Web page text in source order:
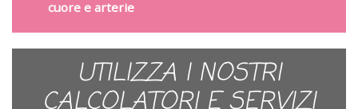
cuore e arterie
UTILIZZA I NOSTRI